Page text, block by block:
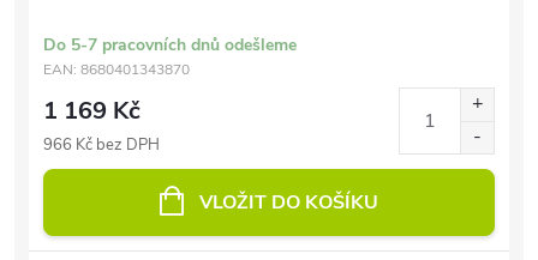
Do 5-7 pracovních dnů odešleme
EAN: 8680401343870
1 169 Kč
966 Kč bez DPH
VLOŽIT DO KOŠÍKU